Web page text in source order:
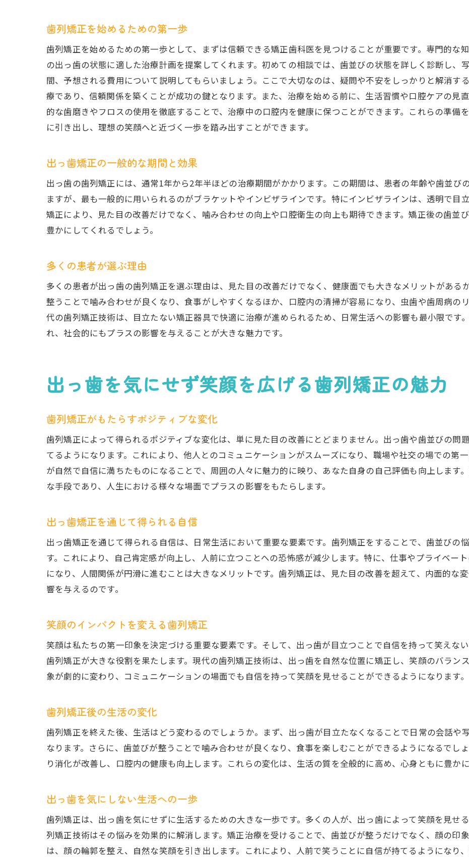
出っ歯を直して内面を輝かせる方法
歯列矯正が自己肯定感に与える影響
内面的な変化をもたらす出っ歯矯正
見た目だけじゃない！歯列矯正で得られる多くのメリット
出っ歯矯正の隠れた利点
歯列矯正で得られる見た目以上の価値
歯列矯正がもたらすコミュニケーションの向上
様々なメリットをもたらす出っ歯矯正
実際の患者の声から見る成功の秘訣
出っ歯矯正の成功体験が教えること
歯列矯正がもたらした人生の変化
成功事例が語る出っ歯矯正の価値
新しい自分を迎えるための出っ歯矯正
歯列矯正が自己変革に与える影響
出っ歯矯正がもたらす人生の新たな道
新しい自分を手に入れるための歯列矯正
歯列矯正を始めるための第一歩
歯列矯正を始めるための第一歩として、まずは信頼できる矯正歯科医を見つけることが重要です。専門的な
の出っ歯の状態に適した治療計画を提案してくれます。初めての相談では、歯並びの状態を詳しく診断し、
間、予想される費用について説明してもらいましょう。ここで大切なのは、疑問や不安をしっかりと解消す
療であり、信頼関係を築くことが成功の鍵となります。また、治療を始める前に、生活習慣や口腔ケアの見
的な歯磨きやフロスの使用を徹底することで、治療中の口腔内を健康に保つことができます。これらの準備
に引き出し、理想の笑顔へと近づく一歩を踏み出すことができます。
出っ歯矯正の一般的な期間と効果
出っ歯の歯列矯正には、通常1年から2年半ほどの治療期間がかかります。この期間は、患者の年齢や歯並び
ますが、最も一般的に用いられるのがブラケットやインビザラインです。特にインビザラインは、透明で目
矯正により、見た目の改善だけでなく、噛み合わせの向上や口腔衛生の向上も期待できます。矯正後の歯並
豊かにしてくれるでしょう。
多くの患者が選ぶ理由
多くの患者が出っ歯の歯列矯正を選ぶ理由は、見た目の改善だけでなく、健康面でも大きなメリットがある
整うことで噛み合わせが良くなり、食事がしやすくなるほか、口腔内の清掃が容易になり、虫歯や歯周病の
代の歯列矯正技術は、目立たない矯正器具で快適に治療が進められるため、日常生活への影響も最小限です
れ、社会的にもプラスの影響を与えることが大きな魅力です。
出っ歯を気にせず笑顔を広げる歯列矯正の魅力
歯列矯正がもたらすポジティブな変化
歯列矯正によって得られるポジティブな変化は、単に見た目の改善にとどまりません。出っ歯や歯並びの問
てるようになります。これにより、他人とのコミュニケーションがスムーズになり、職場や社交の場での第
が自然で自信に満ちたものになることで、周囲の人々に魅力的に映り、あなた自身の自己評価も向上します
な手段であり、人生における様々な場面でプラスの影響をもたらします。
出っ歯矯正を通じて得られる自信
出っ歯矯正を通じて得られる自信は、日常生活において重要な要素です。歯列矯正をすることで、歯並びの
す。これにより、自己肯定感が向上し、人前に立つことへの恐怖感が減少します。特に、仕事やプライベー
になり、人間関係が円滑に進むことは大きなメリットです。歯列矯正は、見た目の改善を超えて、内面的な
響を与えるのです。
笑顔のインパクトを変える歯列矯正
笑顔は私たちの第一印象を決定づける重要な要素です。そして、出っ歯が目立つことで自信を持って笑えな
歯列矯正が大きな役割を果たします。現代の歯列矯正技術は、出っ歯を自然な位置に矯正し、笑顔のバラン
象が劇的に変わり、コミュニケーションの場面でも自信を持って笑顔を見せることができるようになります。
歯列矯正後の生活の変化
歯列矯正を終えた後、生活はどう変わるのでしょうか。まず、出っ歯が目立たなくなることで日常の会話や
なります。さらに、歯並びが整うことで噛み合わせが良くなり、食事を楽しむことができるようになるでし
り消化が改善し、口腔内の健康も向上します。これらの変化は、生活の質を全般的に高め、心身ともに豊か
出っ歯を気にしない生活への一歩
歯列矯正は、出っ歯を気にせずに生活するための大きな一歩です。多くの人が、出っ歯によって笑顔を見せ
列矯正技術はその悩みを効果的に解消します。矯正治療を受けることで、歯並びが整うだけでなく、顔の印
は、顔の輪郭を整え、自然な笑顔を引き出します。これにより、人前で笑うことに自信が持てるようになり